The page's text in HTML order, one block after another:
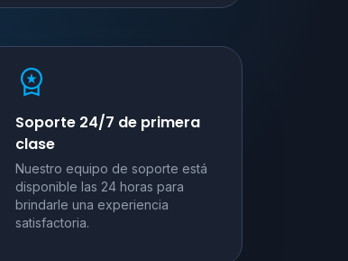
Soporte 24/7 de primera
clase
Nuestro equipo de soporte está
disponible las 24 horas para
brindarle una experiencia
satisfactoria.